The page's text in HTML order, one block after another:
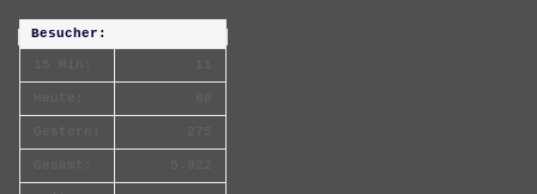
Besucher: